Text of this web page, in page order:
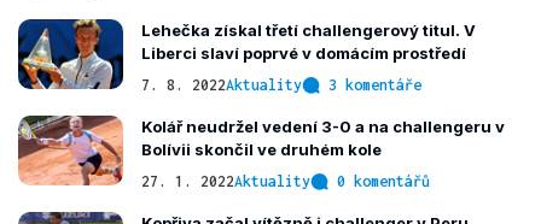
Lehečka získal třetí challengerový titul. V
Liberci slaví poprvé v domácím prostředí
7. 8. 2022Aktuality 3 komentáře
Kolář neudržel vedení 3-0 a na challengeru v
Bolívii skončil ve druhém kole
27. 1. 2022Aktuality 0 komentářů